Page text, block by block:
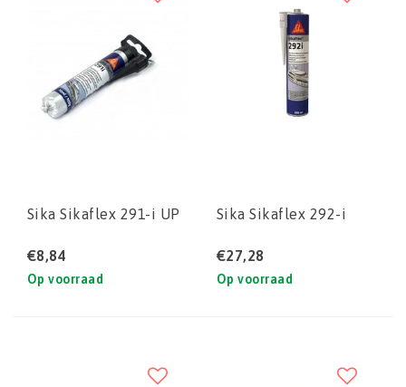
Sika Sikaflex 291-i UP
€8,84
Op voorraad
Sika Sikaflex 292-i
€27,28
Op voorraad